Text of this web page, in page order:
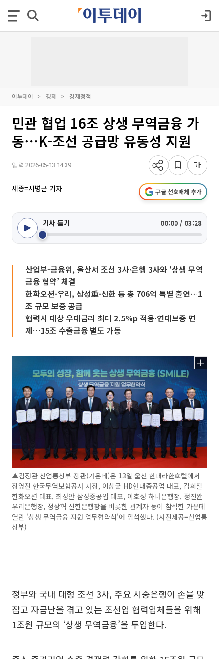
이투데이 경제 경제정책
민관 협업 16조 상생 무역금융 가
동⋯K-조선 공급망 유동성 지원
입력 2026-05-13 14:39
세종=서병곤 기자 구글 선호매체 추가
기사 듣기 00:00 / 03:28
산업부-금융위, 울산서 조선 3사·은행 3사와 ‘상생 무역
금융 협약’ 체결
한화오션·우리, 삼성重·신한 등 총 706억 특별 출연…1
조 규모 보증 공급
협력사 대상 우대금리 최대 2.5%p 적용·연대보증 면
제…15조 수출금융 별도 가동
▲김정관 산업통상부 장관(가운데)은 13일 울산 현대라한호텔에서
장영진 한국무역보험공사 사장, 이상균 HD현대중공업 대표, 김희철
한화오션 대표, 최성안 삼성중공업 대표, 이호성 하나은행장, 정진완
우리은행장, 정상혁 신한은행장을 비롯한 관계자 등이 참석한 가운데
열린 '상생 무역금융 지원 업무협약식'에 임석했다. (사진제공=산업통
상부)
정부와 국내 대형 조선 3사, 주요 시중은행이 손을 맞
잡고 자금난을 겪고 있는 조선업 협력업체들을 위해
1조원 규모의 ‘상생 무역금융’을 투입한다.